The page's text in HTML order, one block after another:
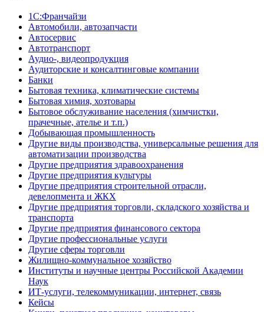
1С:Франчайзи
Автомобили, автозапчасти
Автосервис
Автотранспорт
Аудио-, видеопродукция
Аудиторские и консалтинговые компании
Банки
Бытовая техника, климатические системы
Бытовая химия, хозтовары
Бытовое обслуживание населения (химчистки,
прачечные, ателье и т.п.)
Добывающая промышленность
Другие виды производства, универсальные решения для
автоматизации производства
Другие предприятия здравоохранения
Другие предприятия культуры
Другие предприятия строительной отрасли,
девелопмента и ЖКХ
Другие предприятия торговли, складского хозяйства и
транспорта
Другие предприятия финансового сектора
Другие профессиональные услуги
Другие сферы торговли
Жилищно-коммунальное хозяйство
Институты и научные центры Российской Академии
Наук
ИТ-услуги, телекоммуникации, интернет, связь
Кейсы